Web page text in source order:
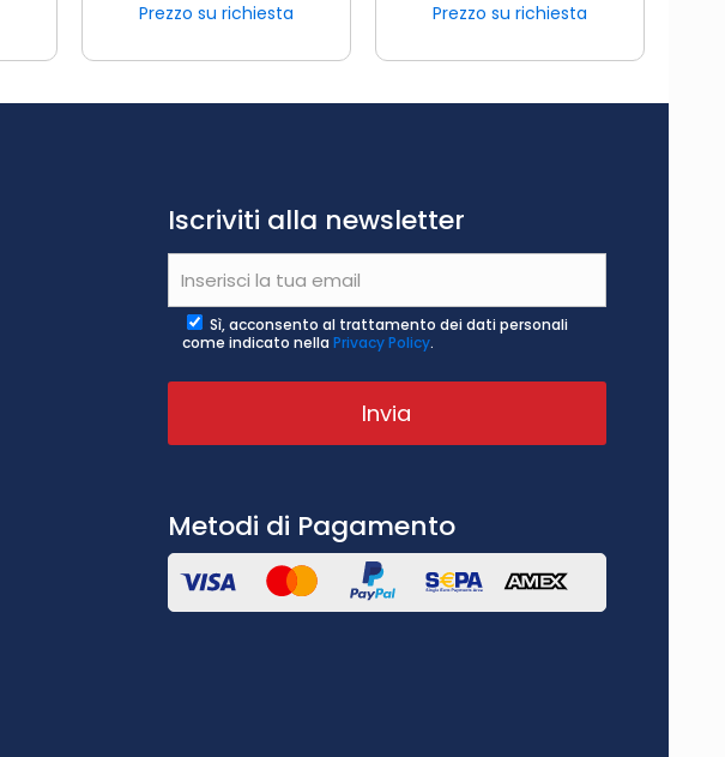
Prezzo su richiesta
Prezzo su richiesta
Iscriviti alla newsletter
Sì, acconsento al trattamento dei dati personali
come indicato nella Privacy Policy.
Metodi di Pagamento